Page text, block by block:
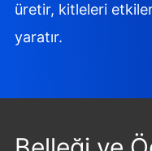
üretir, kitleleri
yaratır.